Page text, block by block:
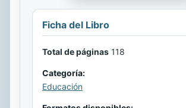
Ficha del Libro
Total de páginas 118
Categoría:
Educación